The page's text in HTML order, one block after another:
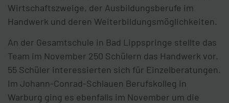
Wirtschaftszweige, der Ausbildungsberufe im
Handwerk und deren Weiterbildungsmöglichkeiten.
An der Gesamtschule in Bad Lippspringe stellte das
Team im November 250 Schülern das Handwerk vor.
55 Schüler interessierten sich für Einzelberatungen.
Im Johann-Conrad-Schlauen Berufskolleg in
Warburg ging es ebenfalls im November um die